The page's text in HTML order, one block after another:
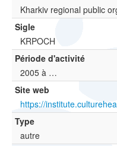
?
Kharkiv regional public
Sigle
KRPOCH
Période d'activité
2005 à …
Site web
https://
Type
autre